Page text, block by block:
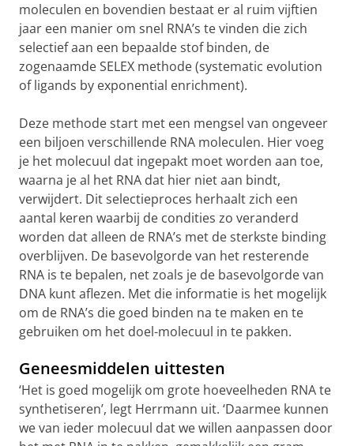
moleculen en bovendien bestaat er al ruim vijftien
jaar een manier om snel RNA’s te vinden die zich
selectief aan een bepaalde stof binden, de
zogenaamde SELEX methode (systematic evolution
of ligands by exponential enrichment).
Deze methode start met een mengsel van ongeveer
een biljoen verschillende RNA moleculen. Hier voeg
je het molecuul dat ingepakt moet worden aan toe,
waarna je al het RNA dat hier niet aan bindt,
verwijdert. Dit selectieproces herhaalt zich een
aantal keren waarbij de condities zo veranderd
worden dat alleen de RNA’s met de sterkste binding
overblijven. De basevolgorde van het resterende
RNA is te bepalen, net zoals je de basevolgorde van
DNA kunt aflezen. Met die informatie is het mogelijk
om de RNA’s die goed binden na te maken en te
gebruiken om het doel-molecuul in te pakken.
Geneesmiddelen uittesten
‘Het is goed mogelijk om grote hoeveelheden RNA te
synthetiseren’, legt Herrmann uit. ‘Daarmee kunnen
we van ieder molecuul dat we willen aanpassen door